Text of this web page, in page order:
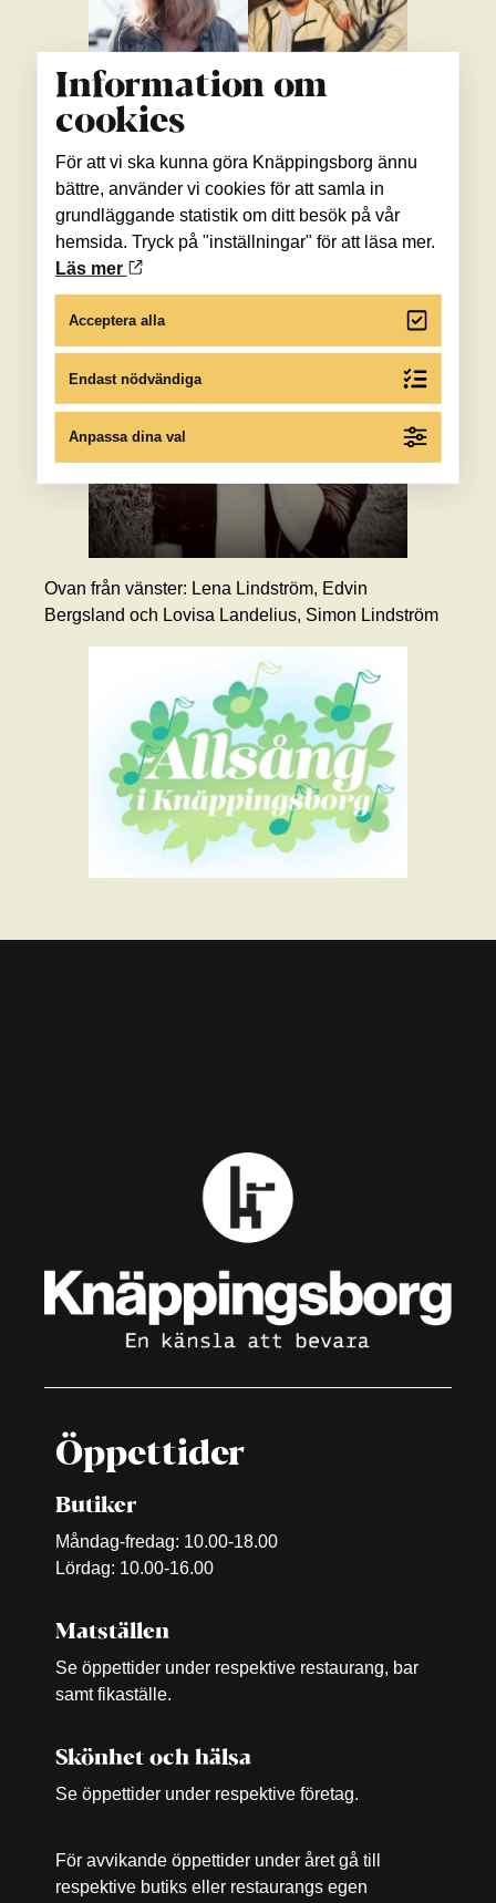
Ovan från vänster: Lena Lindström, Edvin
Bergsland och Lovisa Landelius, Simon Lindström
Öppettider
Butiker
Måndag-fredag: 10.00-18.00
Lördag: 10.00-16.00
Matställen
Se öppettider under respektive restaurang, bar
samt fikaställe.
Skönhet och hälsa
Se öppettider under respektive företag.
För avvikande öppettider under året gå till
respektive butiks eller restaurangs egen
Information om
cookies
För att vi ska kunna göra Knäppingsborg ännu
bättre, använder vi cookies för att samla in
grundläggande statistik om ditt besök på vår
hemsida. Tryck på "inställningar" för att läsa mer.
Läs mer
Acceptera alla
Endast nödvändiga
Anpassa dina val